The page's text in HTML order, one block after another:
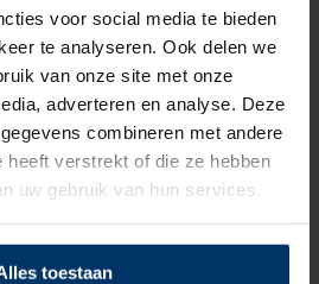
voor social media te bieden
te analyseren. Ook delen we
van onze site met onze
adverteren en analyse. Deze
combineren met andere
heeft verstrekt of die ze hebben
uw gebruik van hun services.
toestaan
Geen
Geen
PU
Gesloten hiel